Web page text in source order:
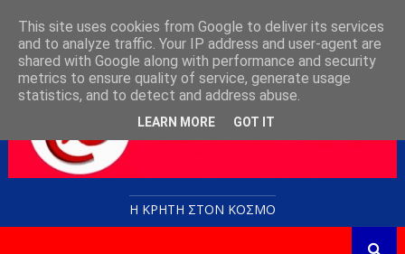
Η ΚΡΗΤΗ ΣΤΟN KOΣΜΟ
This site uses cookies from Google to deliver its services
and to analyze traffic. Your IP address and user-agent are
shared with Google along with performance and security
metrics to ensure quality of service, generate usage
statistics, and to detect and address abuse.
LEARN MORE GOT IT